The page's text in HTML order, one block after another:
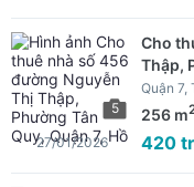
5
Cho
Thập,
Quận 7,
256 m
420
27/01/2026